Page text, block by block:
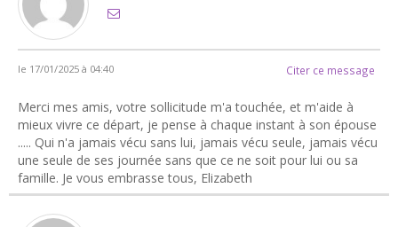
le 17/01/2025 à 04:40 Citer ce message
Merci mes amis, votre sollicitude m'a touchée, et m'aide à
mieux vivre ce départ, je pense à chaque instant à son épouse
..... Qui n'a jamais vécu sans lui, jamais vécu seule, jamais vécu
une seule de ses journée sans que ce ne soit pour lui ou sa
famille. Je vous embrasse tous, Elizabeth